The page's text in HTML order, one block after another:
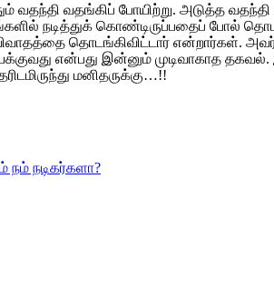
வதங்கிப் போயிற்று. அடுத்த வதந்தி
நடித்துக் கொண்டிருப்பதைப் போல்
தொடங்கிவிட்டார் என்றார்கள்.
என்பது இன்னும் முடிவாகாத
மனிதருக்கு…!!
நம் நடிகர்களா?